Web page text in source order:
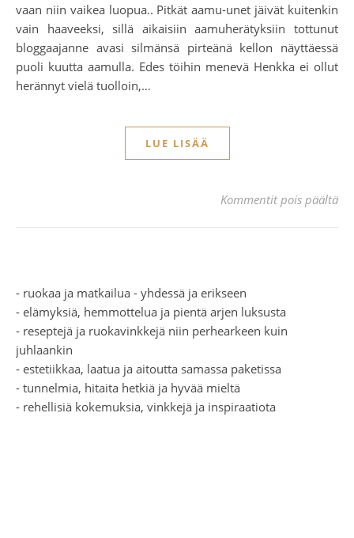
vaan niin vaikea luopua.. Pitkät aamu-unet jäivät kuitenkin
vain haaveeksi, sillä aikaisiin aamuherätyksiin tottunut
bloggaajanne avasi silmänsä pirteänä kellon näyttäessä
puoli kuutta aamulla. Edes töihin menevä Henkka ei ollut
herännyt vielä tuolloin,…
LUE LISÄÄ
Kommentit pois päältä
- ruokaa ja matkailua - yhdessä ja erikseen
- elämyksiä, hemmottelua ja pientä arjen luksusta
- reseptejä ja ruokavinkkejä niin perhearkeen kuin
juhlaankin
- estetiikkaa, laatua ja aitoutta samassa paketissa
- tunnelmia, hitaita hetkiä ja hyvää mieltä
- rehellisiä kokemuksia, vinkkejä ja inspiraatiota